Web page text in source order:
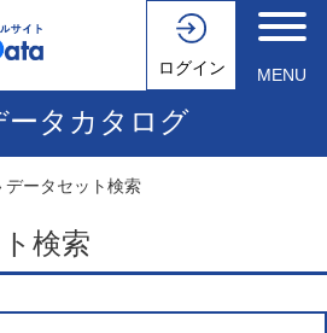
ログイン MENU
ータカタログ
データセット検索
検索